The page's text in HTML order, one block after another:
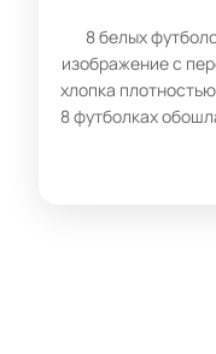
8 белых
изображение с
хлопка
8 футболках